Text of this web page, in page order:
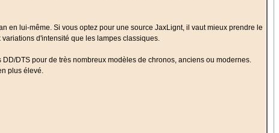
en lui-même. Si vous optez pour une source JaxLignt, il vaut mieux prendre le
d'intensité que les lampes classiques.
DD/DTS pour de très nombreux modèles de chronos, anciens ou modernes.
plus élevé.